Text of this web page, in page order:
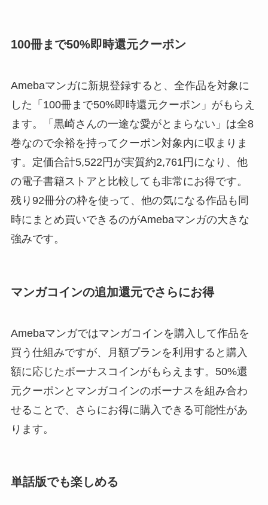
100冊まで50%即時還元クーポン
Amebaマンガに新規登録すると、全作品を対象に
した「100冊まで50%即時還元クーポン」がもらえ
ます。「黒崎さんの一途な愛がとまらない」は全8
巻なので余裕を持ってクーポン対象内に収まりま
す。定価合計5,522円が実質約2,761円になり、他
の電子書籍ストアと比較しても非常にお得です。
残り92冊分の枠を使って、他の気になる作品も同
時にまとめ買いできるのがAmebaマンガの大きな
強みです。
マンガコインの追加還元でさらにお得
Amebaマンガではマンガコインを購入して作品を
買う仕組みですが、月額プランを利用すると購入
額に応じたボーナスコインがもらえます。50%還
元クーポンとマンガコインのボーナスを組み合わ
せることで、さらにお得に購入できる可能性があ
ります。
単話版でも楽しめる